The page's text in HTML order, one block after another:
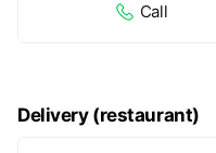
Call
Delivery (restaurant)